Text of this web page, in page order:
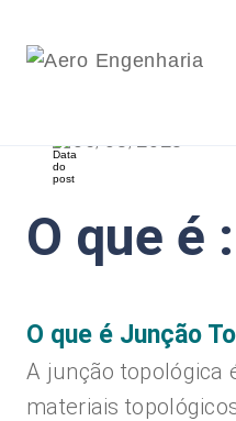
O que é
O que é Junção
A junção topológica
materiais